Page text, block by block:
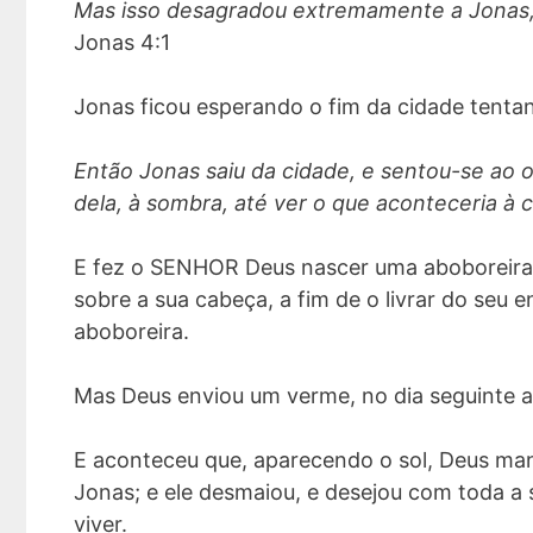
Mas isso desagradou extremamente a
Jonas 4:1
Jonas ficou esperando o fim da cidade
Então Jonas saiu da cidade, e sentou-se
dela, à sombra, até ver o que aconteceria à
E fez o SENHOR Deus nascer uma
sobre a sua cabeça, a fim de o livrar do seu
aboboreira.
Mas Deus enviou um verme, no dia seguinte
E aconteceu que, aparecendo o sol, Deus
Jonas; e ele desmaiou, e desejou com toda
viver.